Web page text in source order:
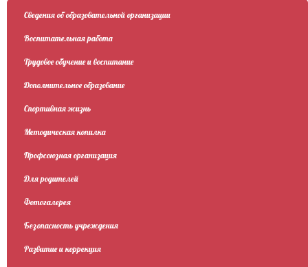
Сведения об образовательной организации
Воспитательная работа
Трудовое обучение и воспитание
Дополнительное образование
Спортивная жизнь
Методическая копилка
Профсоюзная организация
Для родителей
Фотогалерея
Безопасность учреждения
Развитие и коррекция